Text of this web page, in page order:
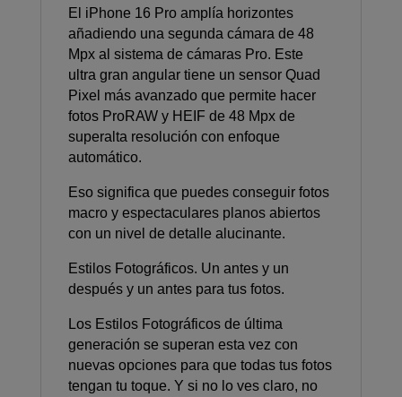
El iPhone 16 Pro amplía horizontes
añadiendo una segunda cámara de 48
Mpx al sistema de cámaras Pro. Este
ultra gran angular tiene un sensor Quad
Pixel más avanzado que permite hacer
fotos ProRAW y HEIF de 48 Mpx de
superalta resolución con enfoque
automático.
Eso significa que puedes conseguir fotos
macro y espectaculares planos abiertos
con un nivel de detalle alucinante.
Estilos Fotográficos. Un antes y un
después y un antes para tus fotos.
Los Estilos Fotográficos de última
generación se superan esta vez con
nuevas opciones para que todas tus fotos
tengan tu toque. Y si no lo ves claro, no